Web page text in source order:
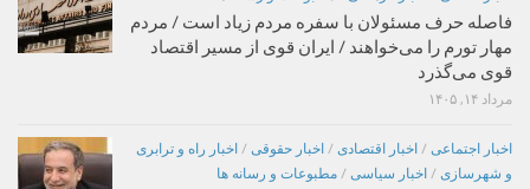
فاصله حرف مسئولان با سفره مردم زیاد است / مردم
مهار تورم را می‌خواهند / ایران قوی از مسیر اقتصاد
قوی می‌گذرد
مرداد ۱۴, ۱۴۰۵
اخبار اجتماعی / اخبار اقتصادی / اخبار حقوقی / اخبار راه و ترابری
و شهرسازی / اخبار سیاسی / مطبوعات و رسانه ها